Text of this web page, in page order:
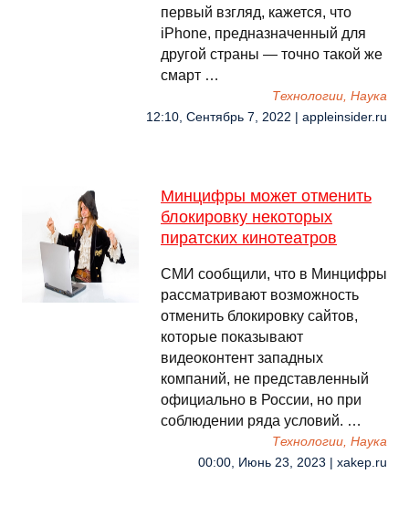
первый взгляд, кажется, что
iPhone, предназначенный для
другой страны — точно такой же
смарт …
Технологии, Наука
12:10, Сентябрь 7, 2022 | appleinsider.ru
Минцифры может отменить
блокировку некоторых
пиратских кинотеатров
СМИ сообщили, что в Минцифры
рассматривают возможность
отменить блокировку сайтов,
которые показывают
видеоконтент западных
компаний, не представленный
официально в России, но при
соблюдении ряда условий. …
Технологии, Наука
00:00, Июнь 23, 2023 | xakep.ru